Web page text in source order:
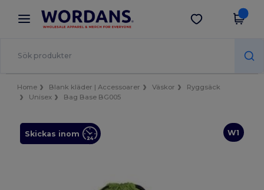
× Wordans-app
Bättre priser i appen!
Hämta app
Home Blank kläder | Accessoarer Väskor
Ryggsäck
Unisex
Bag Base BG005
W1
Skickas inom